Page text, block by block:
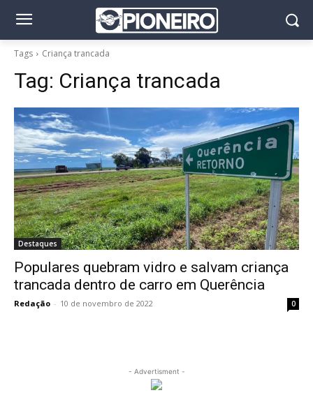
Tags Criança trancada
Tag: Criança trancada
Destaques
Populares quebram vidro e salvam criança
trancada dentro de carro em Querência
Redação - 10 de novembro de 2022 0
- Advertisment -